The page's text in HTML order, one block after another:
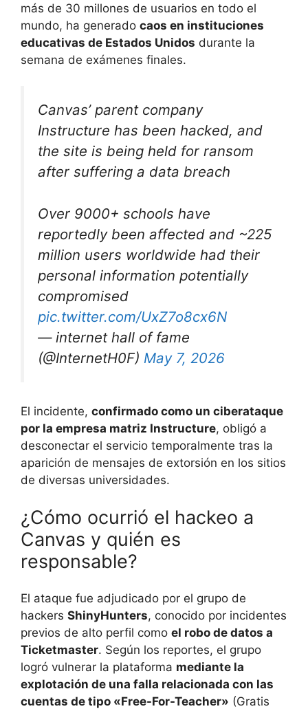
más de 30 millones de usuarios en todo el
mundo, ha generado caos en instituciones
educativas de Estados Unidos durante la
semana de exámenes finales.
Canvas’ parent company
Instructure has been hacked, and
the site is being held for ransom
after suffering a data breach
Over 9000+ schools have
reportedly been affected and ~225
million users worldwide had their
personal information potentially
compromised
pic.twitter.com/UxZ7o8cx6N
— internet hall of fame
(@InternetH0F) May 7, 2026
El incidente, confirmado como un ciberataque
por la empresa matriz Instructure, obligó a
desconectar el servicio temporalmente tras la
aparición de mensajes de extorsión en los sitios
de diversas universidades.
¿Cómo ocurrió el hackeo a
Canvas y quién es
responsable?
El ataque fue adjudicado por el grupo de
hackers ShinyHunters, conocido por incidentes
previos de alto perfil como el robo de datos a
Ticketmaster. Según los reportes, el grupo
logró vulnerar la plataforma mediante la
explotación de una falla relacionada con las
cuentas de tipo «Free-For-Teacher» (Gratis